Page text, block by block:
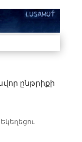
ընթրիքի